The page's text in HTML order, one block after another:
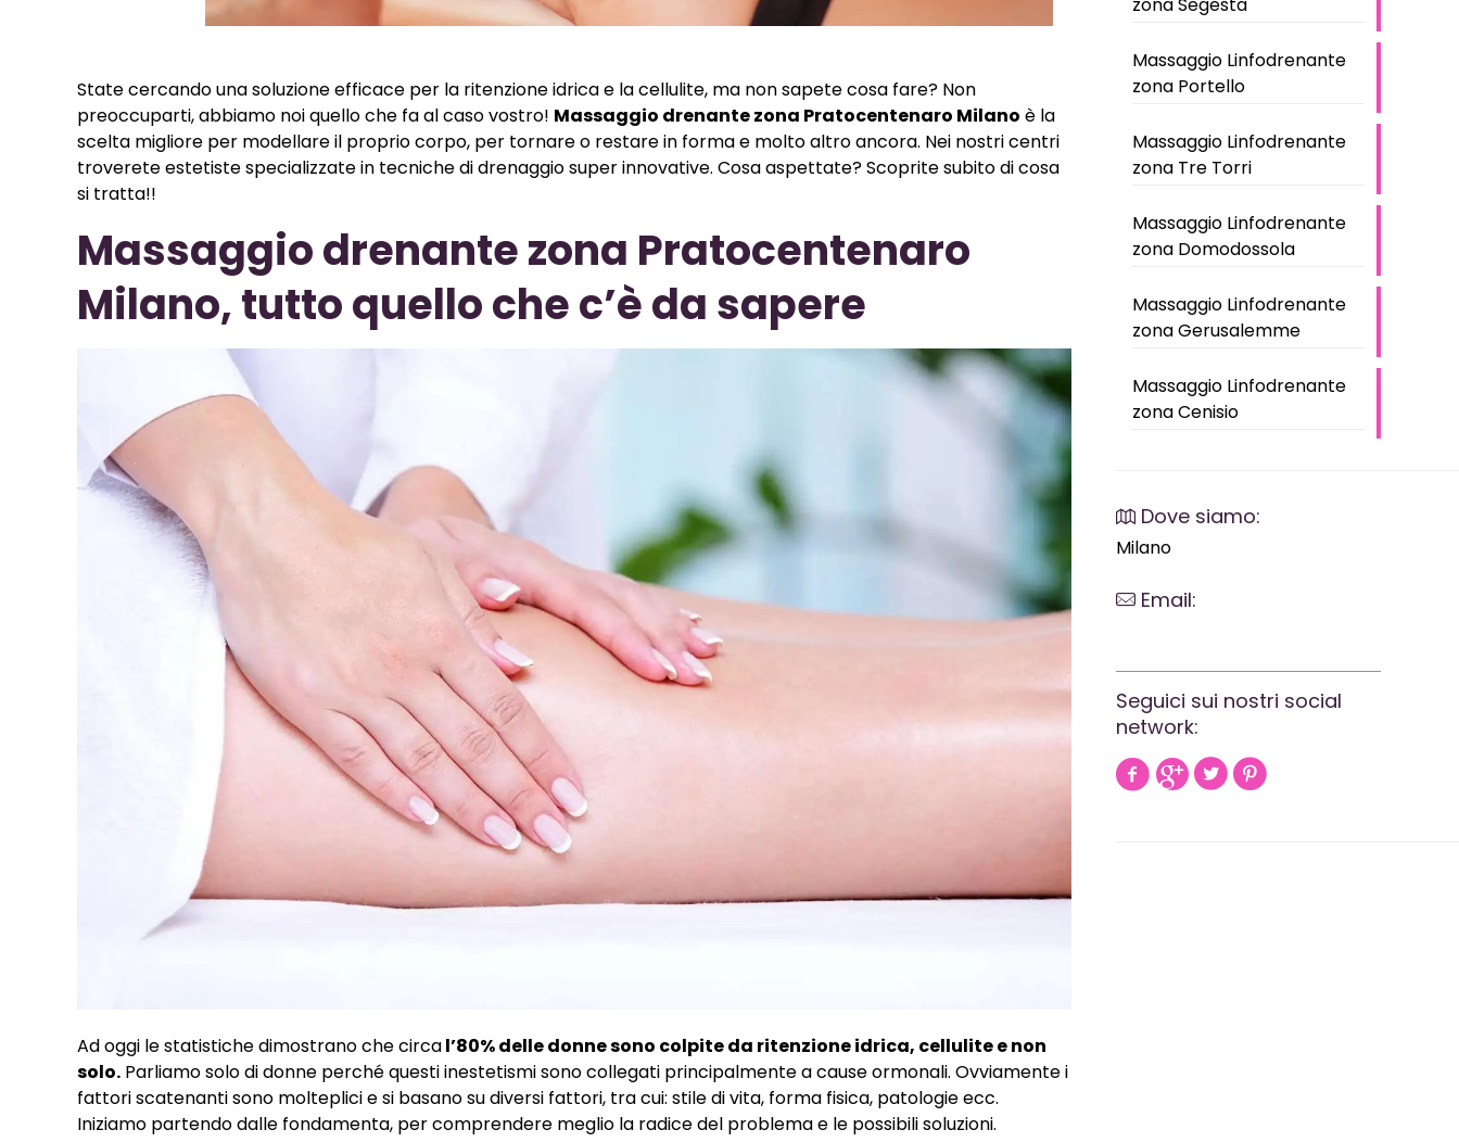
State cercando una soluzione efficace per la ritenzione idrica e la cellulite, ma non sapete cosa fare? Non
preoccuparti, abbiamo noi quello che fa al caso vostro! Massaggio drenante zona Pratocentenaro Milano è la
scelta migliore per modellare il proprio corpo, per tornare o restare in forma e molto altro ancora. Nei nostri centri
troverete estetiste specializzate in tecniche di drenaggio super innovative. Cosa aspettate? Scoprite subito di cosa
si tratta!!
Massaggio drenante zona Pratocentenaro
Milano, tutto quello che c’è da sapere
Ad oggi le statistiche dimostrano che circal’80% delle donne sono colpite da ritenzione idrica, cellulite e non
solo. Parliamo solo di donne perché questi inestetismi sono collegati principalmente a cause ormonali. Ovviamente i
fattori scatenanti sono molteplici e si basano su diversi fattori, tra cui: stile di vita, forma fisica, patologie ecc.
Iniziamo partendo dalle fondamenta, per comprendere meglio la radice del problema e le possibili soluzioni.
Massaggio Linfodrenante
zona Portello
Massaggio Linfodrenante
zona Tre Torri
Massaggio Linfodrenante
zona Domodossola
Massaggio Linfodrenante
zona Gerusalemme
Massaggio Linfodrenante
zona Cenisio
Dove siamo:
Milano
Email:
Seguici sui nostri social
network: